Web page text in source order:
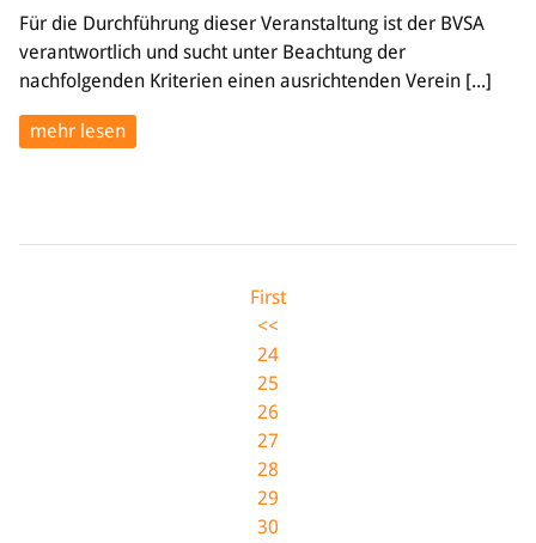
Für die Durchführung dieser Veranstaltung ist der BVSA
verantwortlich und sucht unter Beachtung der
nachfolgenden Kriterien einen ausrichtenden Verein [...]
mehr lesen
First
<<
24
25
26
27
28
29
30